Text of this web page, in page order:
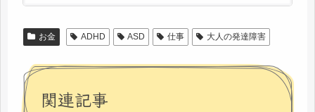
お金 ADHD ASD 仕事 大人の発達障害
関連記事